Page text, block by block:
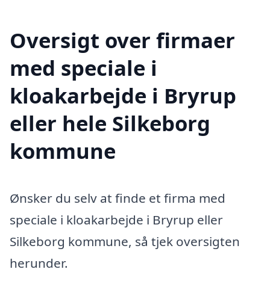
Oversigt over firmaer
med speciale i
kloakarbejde i Bryrup
eller hele Silkeborg
kommune
Ønsker du selv at finde et firma med
speciale i kloakarbejde i Bryrup eller
Silkeborg kommune, så tjek oversigten
herunder.